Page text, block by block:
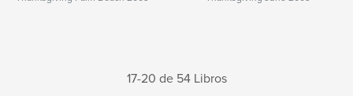
17-20 de 54 Libros